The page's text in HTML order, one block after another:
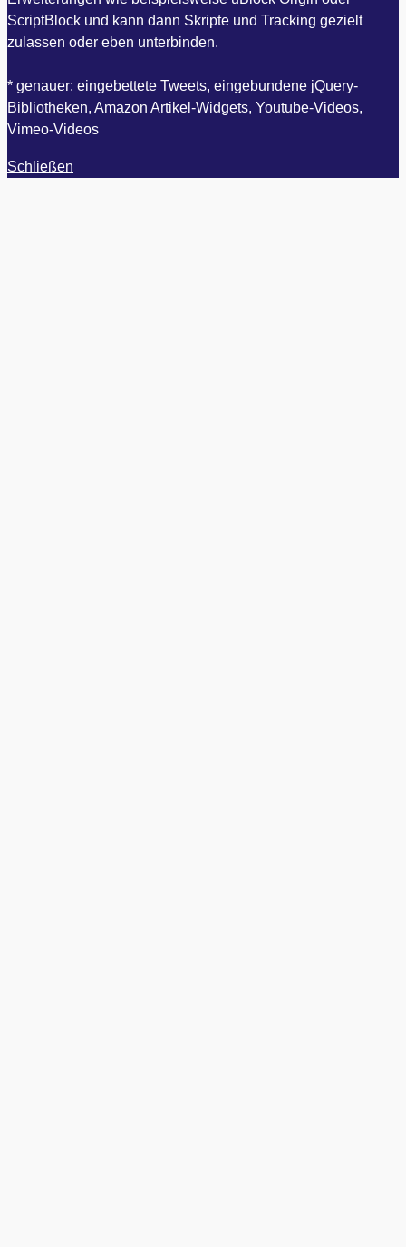
ScriptBlock und kann dann Skripte und Tracking gezielt
zulassen oder eben unterbinden.
* genauer: eingebettete Tweets, eingebundene jQuery-
Bibliotheken, Amazon Artikel-Widgets, Youtube-Videos,
Vimeo-Videos
Schließen